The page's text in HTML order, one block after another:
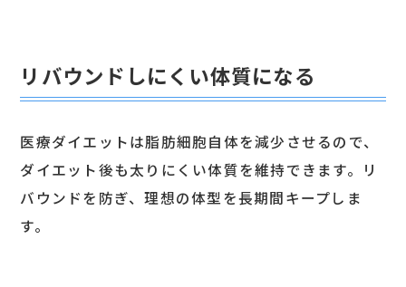
リバウンドしにくい体質になる
医療ダイエットは脂肪細胞自体を減少させるので、
ダイエット後も太りにくい体質を維持できます。リ
バウンドを防ぎ、理想の体型を長期間キープしま
す。